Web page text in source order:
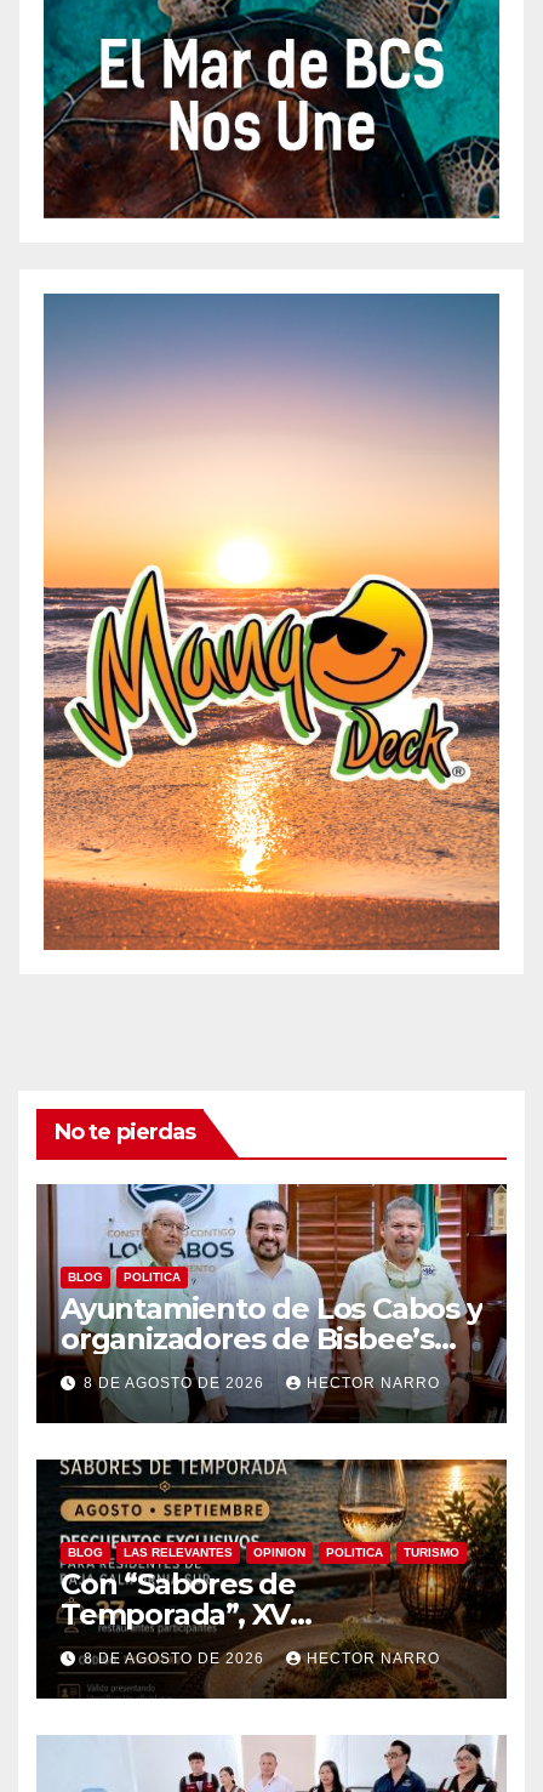
No te pierdas
BLOG POLITICA
Ayuntamiento de Los Cabos y
organizadores de Bisbee’s
coordinan acciones para
edición 2026
8 DE AGOSTO DE 2026 HECTOR NARRO
BLOG LAS RELEVANTES OPINION POLITICA TURISMO
Con “Sabores de
Temporada”, XV
Ayuntamiento de Los Cabos y
Canirac impulsan consumo
local con beneficios para
residentes de BCS
8 DE AGOSTO DE 2026 HECTOR NARRO